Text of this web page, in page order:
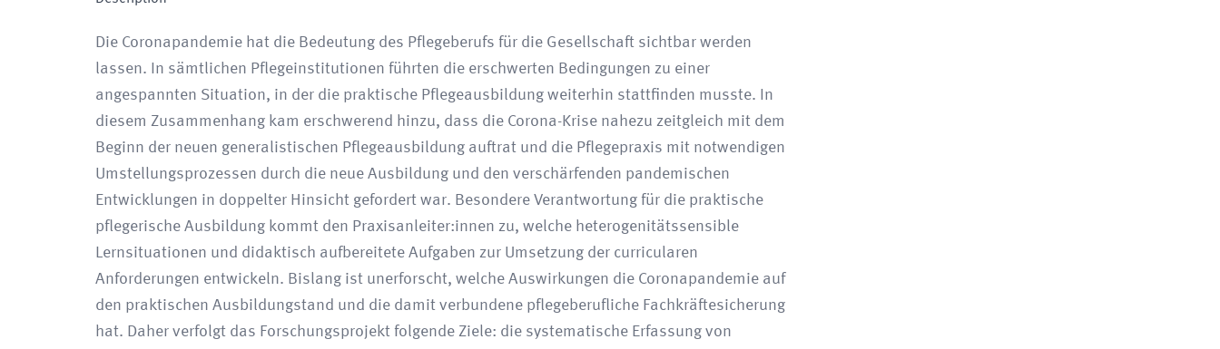
Die Coronapandemie hat die Bedeutung des Pflegeberufs für die Gesellschaft sichtbar werden
lassen. In sämtlichen Pflegeinstitutionen führten die erschwerten Bedingungen zu einer
angespannten Situation, in der die praktische Pflegeausbildung weiterhin stattfinden musste. In
diesem Zusammenhang kam erschwerend hinzu, dass die Corona-Krise nahezu zeitgleich mit dem
Beginn der neuen generalistischen Pflegeausbildung auftrat und die Pflegepraxis mit notwendigen
Umstellungsprozessen durch die neue Ausbildung und den verschärfenden pandemischen
Entwicklungen in doppelter Hinsicht gefordert war. Besondere Verantwortung für die praktische
pflegerische Ausbildung kommt den Praxisanleiter:innen zu, welche heterogenitätssensible
Lernsituationen und didaktisch aufbereitete Aufgaben zur Umsetzung der curricularen
Anforderungen entwickeln. Bislang ist unerforscht, welche Auswirkungen die Coronapandemie auf
den praktischen Ausbildungstand und die damit verbundene pflegeberufliche Fachkräftesicherung
hat. Daher verfolgt das Forschungsprojekt folgende Ziele: die systematische Erfassung von